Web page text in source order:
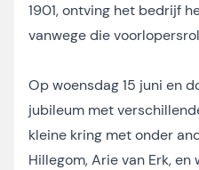
1901, ontving het bedrijf
vanwege die
Op woensdag 15 juni en
jubileum met
kleine kring met onder
Hillegom, Arie van Erk,